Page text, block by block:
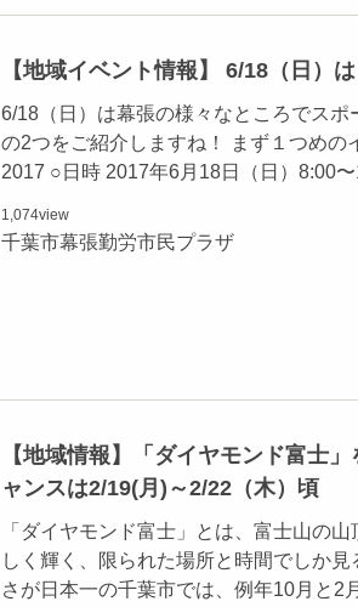
【地域イベント情報】 6/18（日）
6/18（日）は幕張の様々なところでス
の2つをご紹介しますね！ まず１つめ
2017 ○日時 2017年6月18日（日）8:00
1,074view
千葉市幕張勤労市民プラザ
【地域情報】「ダイヤモンド富士
ャンスは2/19(月)～2/22（木）頃
「ダイヤモンド富士」とは、富士山の
しく輝く、限られた場所と時間でしか
さが日本一の千葉市では、例年10月と